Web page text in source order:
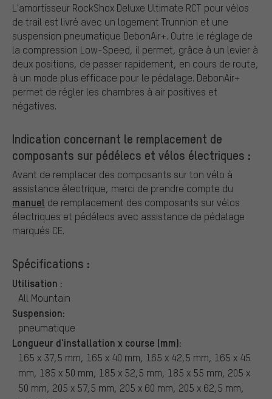
L'amortisseur RockShox Deluxe Ultimate RCT pour vélos
de trail est livré avec un logement Trunnion et une
suspension pneumatique DebonAir+. Outre le réglage de
la compression Low-Speed, il permet, grâce à un levier à
deux positions, de passer rapidement, en cours de route,
à un mode plus efficace pour le pédalage. DebonAir+
permet de régler les chambres à air positives et
négatives.
Indication concernant le remplacement de
composants sur pédélecs et vélos électriques :
Avant de remplacer des composants sur ton vélo à
assistance électrique, merci de prendre compte du
manuel de remplacement des composants sur vélos
électriques et pédélecs avec assistance de pédalage
marqués CE.
Spécifications :
Utilisation :
All Mountain
Suspension:
pneumatique
Longueur d'installation x course (mm):
165 x 37,5 mm, 165 x 40 mm, 165 x 42,5 mm, 165 x 45
mm, 185 x 50 mm, 185 x 52,5 mm, 185 x 55 mm, 205 x
50 mm, 205 x 57,5 mm, 205 x 60 mm, 205 x 62,5 mm,